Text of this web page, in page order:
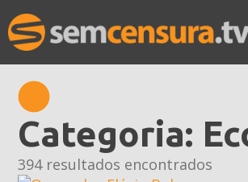
Categoria:
394 resultados encontrados